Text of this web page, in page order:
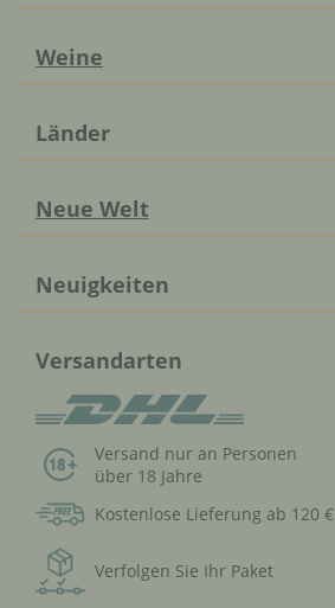
Weine
Länder
Neue Welt
Neuigkeiten
Versandarten
Versand nur an Personen
über 18 Jahre
Kostenlose Lieferung ab 120 €
Verfolgen Sie Ihr Paket